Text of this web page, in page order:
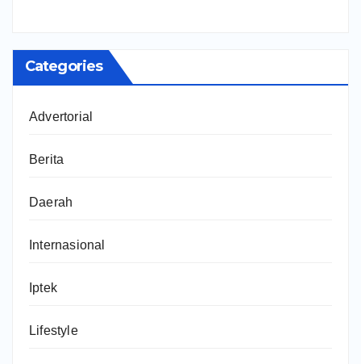
Categories
Advertorial
Berita
Daerah
Internasional
Iptek
Lifestyle